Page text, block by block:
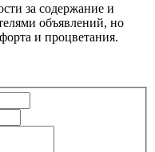
за содержание и
объявлений, но
и процветания.